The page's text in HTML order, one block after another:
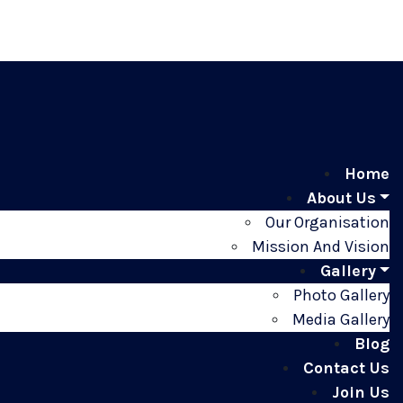
Home
About Us
Our Organisation
Mission And Vision
Gallery
Photo Gallery
Media Gallery
Blog
Contact Us
Join Us